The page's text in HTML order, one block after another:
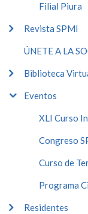
Filial Piura
Revista SPMI
ÚNETE A LA
Biblioteca
Eventos
XLI Curso
Congreso
Curso de
Programa
Residentes